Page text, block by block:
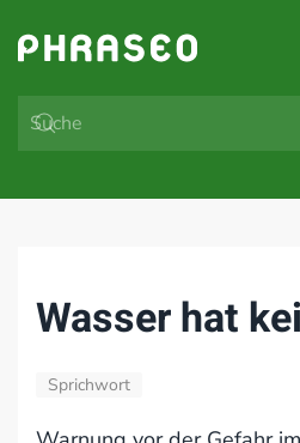
Zum Hauptinhalt springen
Wasser hat
Sprichwort